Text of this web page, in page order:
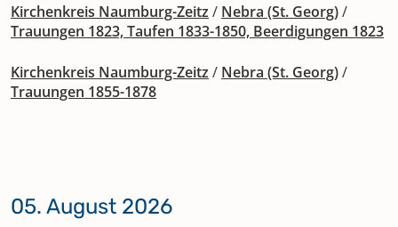
Kirchenkreis Naumburg-Zeitz / Nebra (St. Georg)/
Trauungen 1823, Taufen 1833-1850, Beerdigungen 1823
Kirchenkreis Naumburg-Zeitz / Nebra (St. Georg)/
Trauungen 1855-1878
05. August 2026